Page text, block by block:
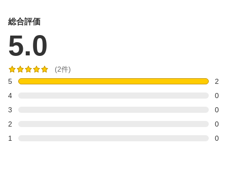
総合評価
5.0
(2件)
5
2
4
0
3
0
2
0
1
0